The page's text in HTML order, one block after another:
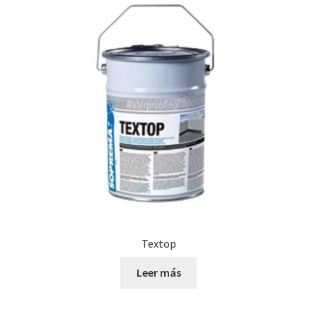
Textop
Leer más